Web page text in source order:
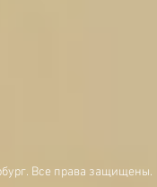
Все права защищены.